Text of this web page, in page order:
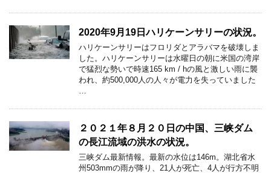
2020年9月19日ハリケーンサリーの状況。
ハリケーンサリーはフロリダとアラバマを破壊しま
した。ハリケーンサリーは水曜日の朝に米国の湾岸
で猛烈な勢いで時速165 km / hの風と激しい雨に襲
われ、約500,000人の人々が電力を失っていました
２０２１年８月２０日の中国、三峡ダム
の長江流域の洪水の状況。
三峡ダム最新情報。最新の水位は146m。湖北省水
州503mmの雨が降り、21人が死亡、4人が行方不明